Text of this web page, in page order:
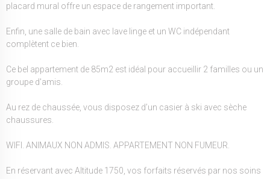
placard mural offre un espace de rangement important.
Enfin, une salle de bain avec lave linge et un WC indépendant
complètent ce bien.
Ce bel appartement de 85m2 est idéal pour accueillir 2 familles ou un
groupe d'amis.
Au rez de chaussée, vous disposez d’un casier à ski avec sèche
chaussures.
WIFI. ANIMAUX NON ADMIS. APPARTEMENT NON FUMEUR.
En réservant avec Altitude 1750, vos forfaits réservés par nos soins